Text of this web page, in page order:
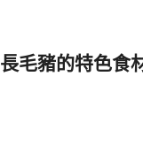
毛豬的特色食